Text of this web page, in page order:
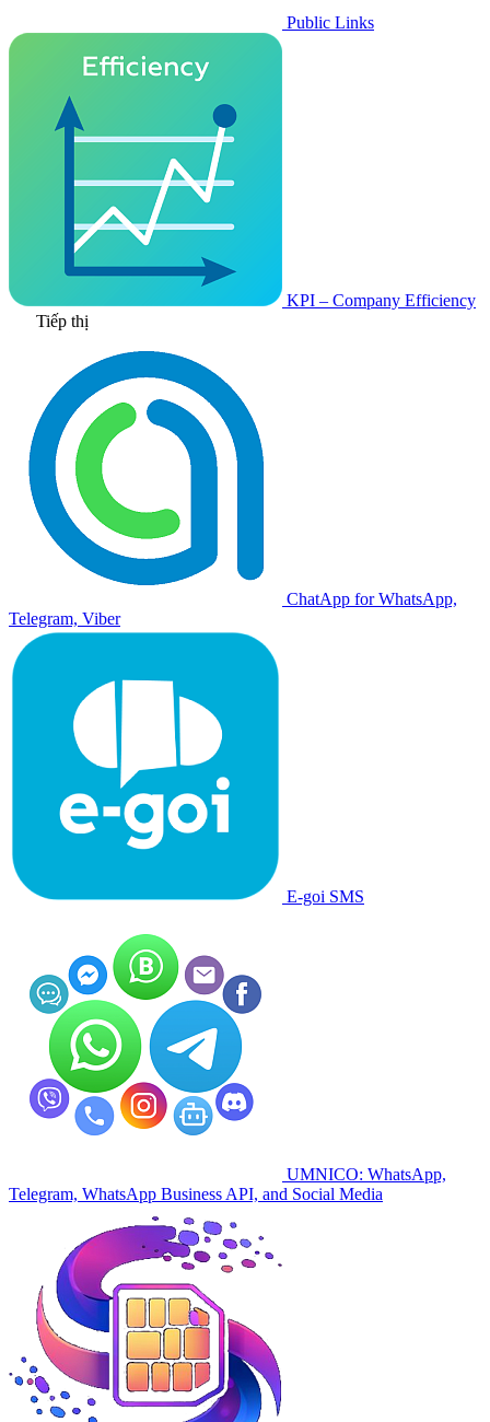
Public Links
KPI – Company Efficiency
Tiếp thị
ChatApp for WhatsApp,
Telegram, Viber
E-goi SMS
UMNICO: WhatsApp,
Telegram, WhatsApp Business API, and Social Media